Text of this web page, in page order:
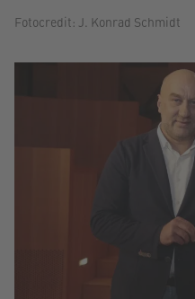
Fotocredit: J. Konrad Schmidt